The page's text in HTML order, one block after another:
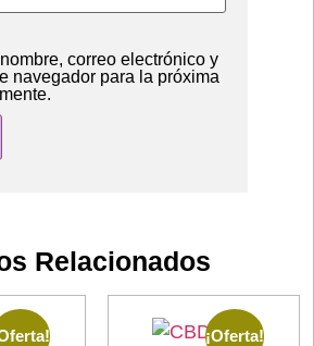
correo electrónico y
navegador para la próxima
Relacionados
¡Oferta!